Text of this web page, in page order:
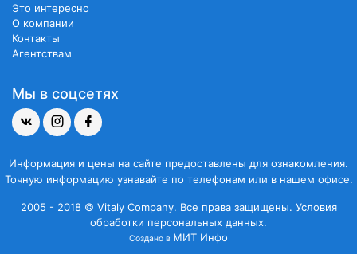
Это интересно
О компании
Контакты
Агентствам
Мы в соцсетях
Информация и цены на сайте предоставлены для ознакомления.
Точную информацию узнавайте по телефонам или в нашем офисе.
2005 - 2018 © Vitaly Company. Все права защищены. Условия
обработки персональных данных.
Создано в МИТ Инфо